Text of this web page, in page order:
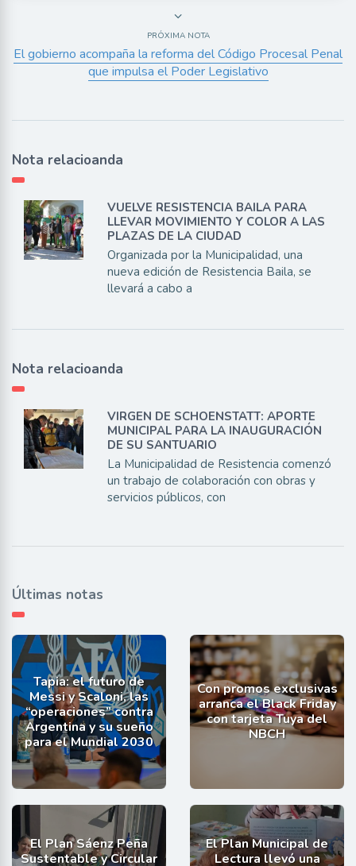
PRÓXIMA NOTA
El gobierno acompaña la reforma del Código Procesal Penal
que impulsa el Poder Legislativo
Nota relacioanda
VUELVE RESISTENCIA BAILA PARA
LLEVAR MOVIMIENTO Y COLOR A LAS
PLAZAS DE LA CIUDAD
Organizada por la Municipalidad, una
nueva edición de Resistencia Baila, se
llevará a cabo a
Nota relacioanda
VIRGEN DE SCHOENSTATT: APORTE
MUNICIPAL PARA LA INAUGURACIÓN
DE SU SANTUARIO
La Municipalidad de Resistencia comenzó
un trabajo de colaboración con obras y
servicios públicos, con
Últimas notas
Tapia: el futuro de
Messi y Scaloni, las
“operaciones” contra
Argentina y su sueño
para el Mundial 2030
Con promos exclusivas
arranca el Black Friday
con tarjeta Tuya del
NBCH
El Plan Sáenz Peña
Sustentable y Circular
El Plan Municipal de
Lectura llevó una